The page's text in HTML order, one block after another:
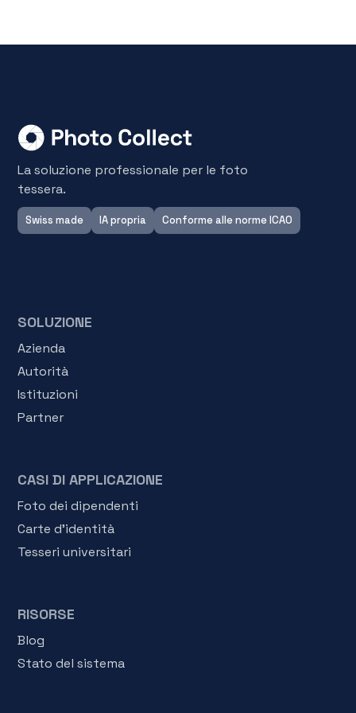
La soluzione professionale per le foto
tessera.
Swiss made IA propria Conforme alle norme ICAO
SOLUZIONE
Azienda
Autorità
Istituzioni
Partner
CASI DI APPLICAZIONE
Foto dei dipendenti
Carte d'identità
Tesseri universitari
RISORSE
Blog
Stato del sistema